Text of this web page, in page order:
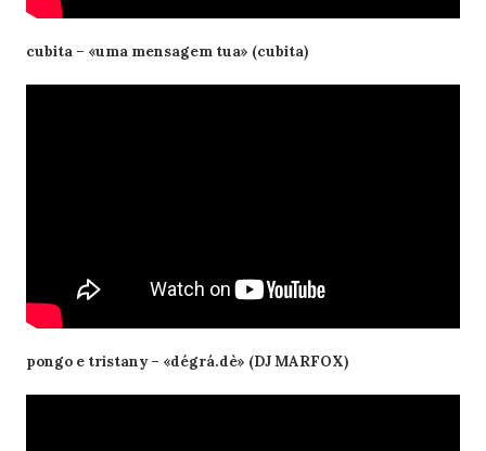
cubita – «uma mensagem tua» (cubita)
pongo e tristany – «dégrá.dè» (DJ MARFOX)